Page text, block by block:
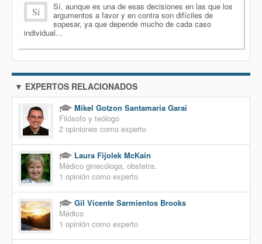
Sí Sí, aunque es una de esas decisiones en las que los
argumentos a favor y en contra son difíciles de
sopesar, ya que depende mucho de cada caso
individual...
▼ EXPERTOS RELACIONADOS
Mikel Gotzon Santamaria Garai
Filósofo y teólogo
2 opiniones como experto
Laura Fijolek McKain
Médico ginecóloga, obstetra.
1 opinión como experto
Gil Vicente Sarmientos Brooks
Médico
1 opinión como experto